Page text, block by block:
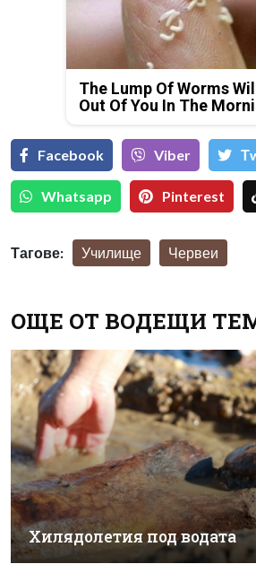
The Lump Of Worms
Out Of You In The
Facebook Viber
Whatsapp Pinterest
Тагове: Училище Червеи
ОЩЕ ОТ ВОДЕЩИ
Хилядолетия под водата